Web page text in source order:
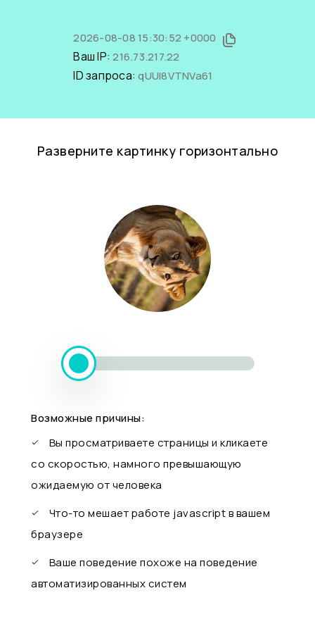
2026-08-08 15:30:52 +0000
Ваш IP:216.73.217.22
ID запроса:qUUl8VTNVa61
Разверните картинку горизонтально
Возможные причины:
Вы просматриваете страницы и кликаете
со скоростью, намного превышающую
ожидаемую от человека
Что-то мешает работе javascript в вашем
браузере
Ваше поведение похоже на поведение
автоматизированных систем